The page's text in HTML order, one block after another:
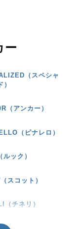
ー
（スペシャ
（アンカー）
（ピナレロ）
ック）
スコット）
（チネリ）